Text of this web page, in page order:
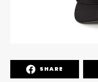
SHARE